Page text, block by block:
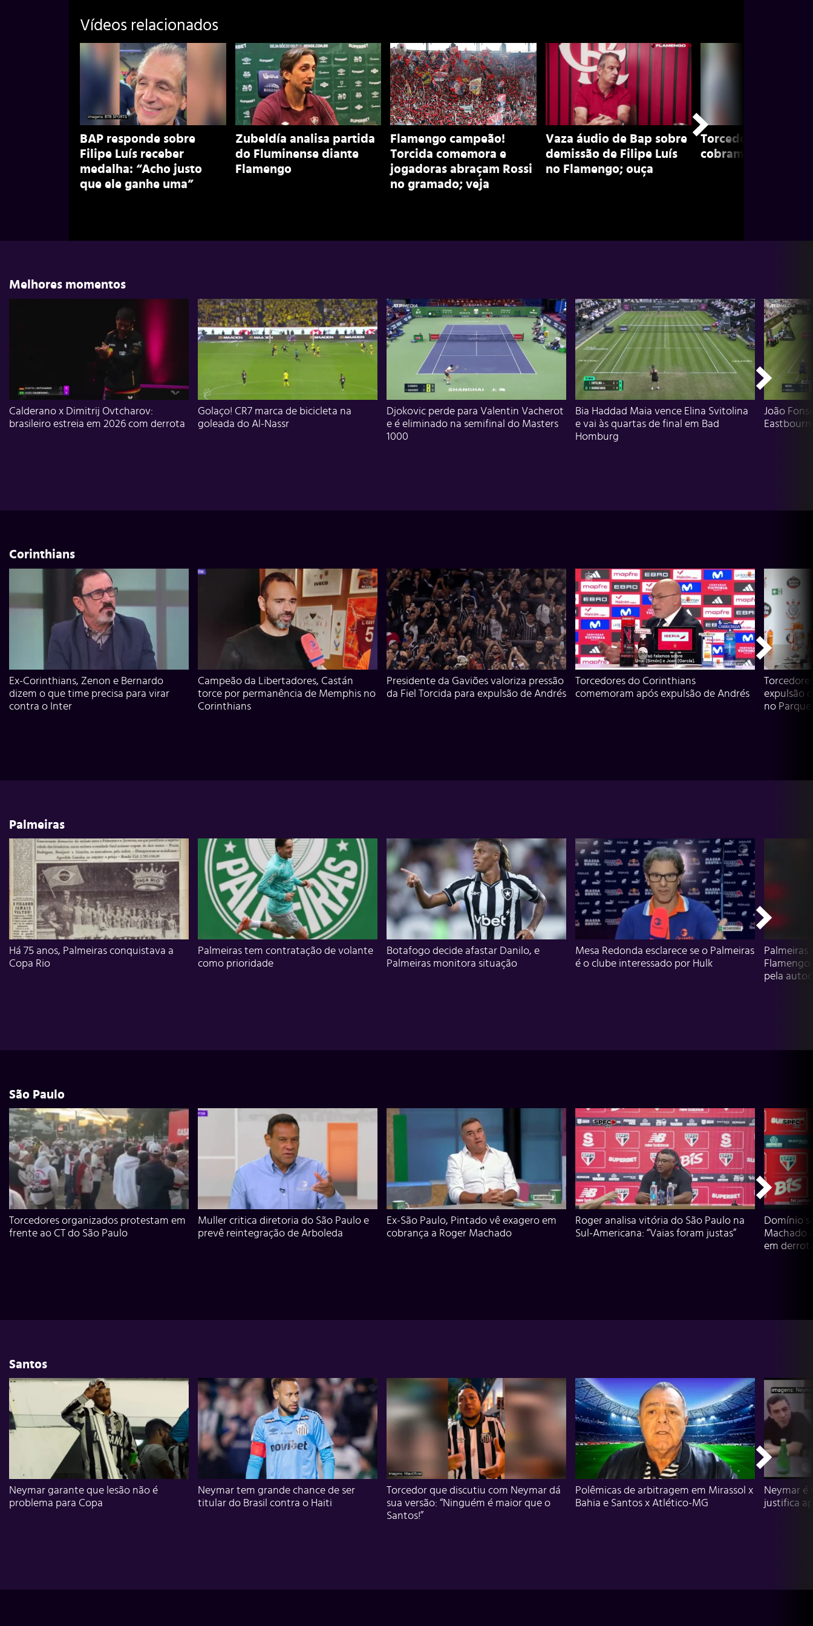
Vídeos relacionados
BAP responde sobre
Filipe Luís receber
medalha: “Acho justo
que ele ganhe uma”
Zubeldía analisa partida
do Fluminense diante
Flamengo
Flamengo campeão!
Torcida comemora e
jogadoras abraçam Rossi
no gramado; veja
Vaza áudio de Bap sobre
demissão de Filipe Luís
no Flamengo; ouça
Torcedores do
cobram PH; assista
Melhores momentos
Calderano x Dimitrij Ovtcharov:
brasileiro estreia em 2026 com derrota
Golaço! CR7 marca de bicicleta na
goleada do Al-Nassr
Djokovic perde para Valentin Vacherot
e é eliminado na semifinal do Masters
1000
Bia Haddad Maia vence Elina Svitolina
e vai às quartas de final em Bad
Homburg
João
Corinthians
Ex-Corinthians, Zenon e Bernardo
dizem o que time precisa para virar
contra o Inter
Campeão da Libertadores, Castán
torce por permanência de Memphis no
Corinthians
Presidente da Gaviões valoriza pressão
da Fiel Torcida para expulsão de Andrés
Torcedores do Corinthians
comemoram após expulsão de Andrés
expulsão
no Parque
Palmeiras
Há 75 anos, Palmeiras conquistava a
Copa Rio
Palmeiras tem contratação de volante
como prioridade
Botafogo decide afastar Danilo, e
Palmeiras monitora situação
Mesa Redonda esclarece se o Palmeiras
é o clube interessado por Hulk
Flamengo
pela
São Paulo
Torcedores organizados protestam em
frente ao CT do São Paulo
Muller critica diretoria do São Paulo e
prevê reintegração de Arboleda
Ex-São Paulo, Pintado vê exagero em
cobrança a Roger Machado
Roger analisa vitória do São Paulo na
Sul-Americana: “Vaias foram justas”
Domínio
Machado
em
Santos
Neymar garante que lesão não é
problema para Copa
Neymar tem grande chance de ser
titular do Brasil contra o Haiti
Torcedor que discutiu com Neymar dá
sua versão: “Ninguém é maior que o
Santos!”
Polêmicas de arbitragem em Mirassol x
Bahia e Santos x Atlético-MG
Neymar é
justifica